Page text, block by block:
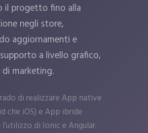
il progetto fino alla
negli store,
aggiornamenti e
a livello grafico,
marketing.
di realizzare App native
che iOS) e App ibride
di Ionic e Angular.